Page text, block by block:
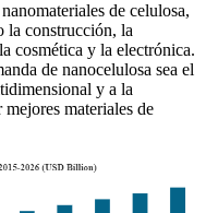
de celulosa,
la construcción, la
cosmética y la electrónica.
de nanocelulosa sea el
y a la
materiales de